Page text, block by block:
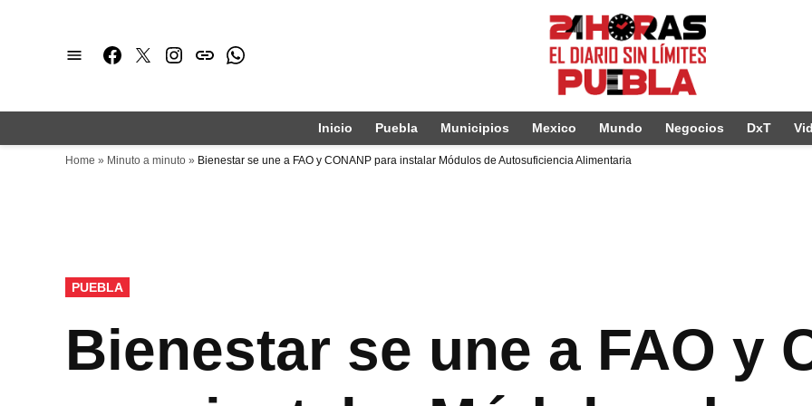
Facebook
TwitterInstagram
issuuWhatsapp
Inicio Puebla Municipios Mexico Mundo Negocios DxT
Home » Minuto a minuto » Bienestar se une a FAO y CONANP para instalar Módulos de Autosuficiencia Alimentaria
PUBLICADO
EN
PUEBLA
Bienestar se une a FAO y